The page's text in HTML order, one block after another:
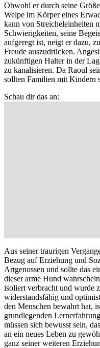
Obwohl er durch seine
Welpe im Körper eines
kann von Streicheleinheiten
Schwierigkeiten, seine
aufgeregt ist, neigt er dazu,
Freude auszudrücken.
zukünftigen Halter in der
zu kanalisieren. Da Raoul
sollten Familien mit Kindern
Schau dir das an:
Aus seiner traurigen
Bezug auf Erziehung und
Artgenossen und sollte das
dieser arme Hund
isoliert verbracht und wurde
widerstandsfähig und
den Menschen bewahrt hat,
grundlegenden
müssen sich bewusst sein,
an ein neues Leben zu
ganz seiner weiteren